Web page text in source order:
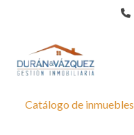
Catálogo de inmuebles